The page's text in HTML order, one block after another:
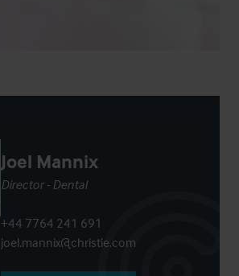
Joel Mannix
Director - Dental
+44 7764 241 691
joel.mannix@christie.com